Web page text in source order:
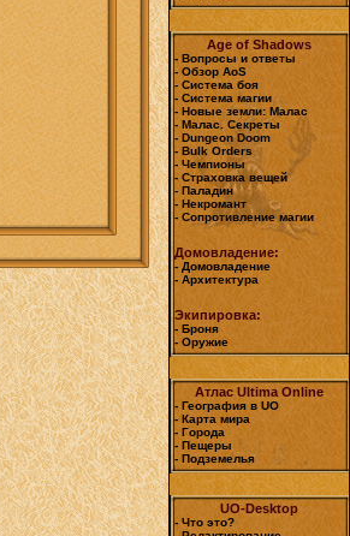
Age of Shadows
- Вопросы и ответы
- Обзор AoS
- Система боя
- Система магии
- Новые земли: Малас
- Малас. Секреты
- Dungeon Doom
- Bulk Orders
- Чемпионы
- Страховка вещей
- Паладин
- Некромант
- Сопротивление магии
Домовладение:
- Домовладение
- Архитектура
Экипировка:
- Броня
- Оружие
Атлас Ultima Online
- География в UO
- Карта мира
- Города
- Пещеры
- Подземелья
UO-Desktop
- Что это?